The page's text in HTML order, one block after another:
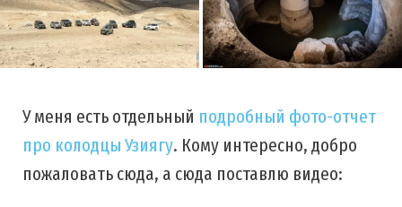
У меня есть отдельный подробный фото-отчет
про колодцы Узиягу. Кому интересно, добро
пожаловать сюда, а сюда поставлю видео: